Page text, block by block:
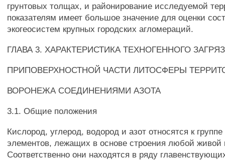
грунтовых толщах, и районирование исследуемой
показателям имеет большое значение для оценки
экогеосистем крупных городских агломераций.
ГЛАВА 3. ХАРАКТЕРИСТИКА ТЕХНОГЕННОГО
ПРИПОВЕРХНОСТНОЙ ЧАСТИ ЛИТОСФЕРЫ
ВОРОНЕЖА СОЕДИНЕНИЯМИ АЗОТА
3.1. Общие положения
Кислород, углерод, водород и азот относятся к
элементов, лежащих в основе строения любой живой
Соответственно они находятся в ряду